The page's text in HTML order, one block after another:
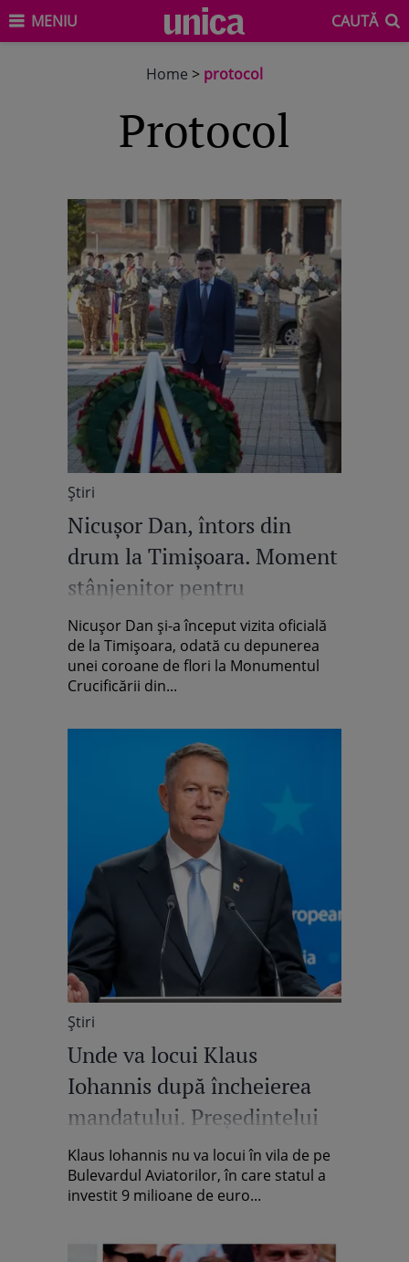
MENIU CAUTĂ
Home > protocol
protocol
Știri
Nicușor Dan, întors din
drum la Timișoara. Moment
stânjenitor pentru
președinte, după ce a uitat
protocolul
Nicușor Dan și-a început vizita oficială
de la Timișoara, odată cu depunerea
unei coroane de flori la Monumentul
Crucificării din...
Știri
Unde va locui Klaus
Iohannis după încheierea
mandatului. Președintelui
nu i se permite să stea în
vila de 9 milioane euro din
Aviatorilor
Klaus Iohannis nu va locui în vila de pe
Bulevardul Aviatorilor, în care statul a
investit 9 milioane de euro...